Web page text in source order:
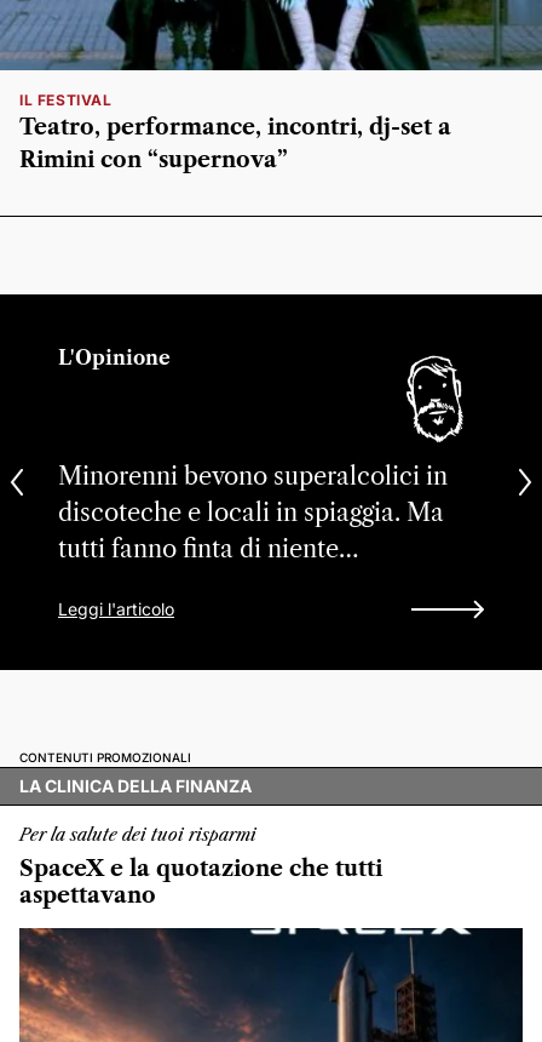
IL FESTIVAL
Teatro, performance, incontri, dj-set a
Rimini con “supernova”
L'Opinione
Minorenni bevono superalcolici in
discoteche e locali in spiaggia. Ma
tutti fanno finta di niente…
Leggi l'articolo
CONTENUTI PROMOZIONALI
LA CLINICA DELLA FINANZA
Per la salute dei tuoi risparmi
SpaceX e la quotazione che tutti
aspettavano